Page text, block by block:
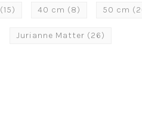
(15) 40 cm (8) 50 cm
Jurianne Matter (26)